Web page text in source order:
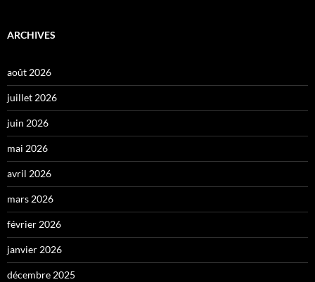
ARCHIVES
août 2026
juillet 2026
juin 2026
mai 2026
avril 2026
mars 2026
février 2026
janvier 2026
décembre 2025